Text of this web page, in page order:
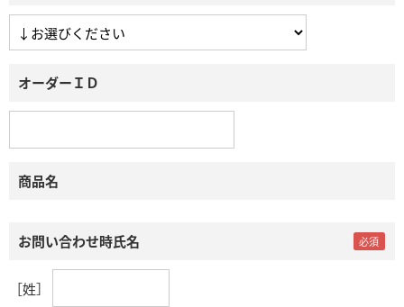
オーダーＩＤ
商品名
お問い合わせ時氏名
［姓］